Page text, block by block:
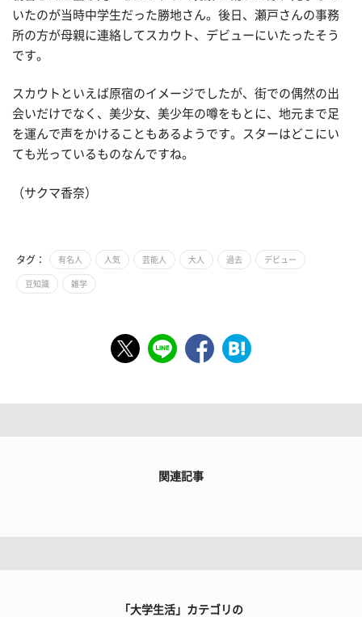
いたのが当時中学生だった勝地さん。後日、瀬戸さんの事務
所の方が母親に連絡してスカウト、デビューにいたったそう
です。
スカウトといえば原宿のイメージでしたが、街での偶然の出
会いだけでなく、美少女、美少年の噂をもとに、地元まで足
を運んで声をかけることもあるようです。スターはどこにい
ても光っているものなんですね。
（サクマ香奈）
タグ： 有名人 人気 芸能人 大人 過去 デビュー
豆知識 雑学
関連記事
「大学生活」カテゴリの